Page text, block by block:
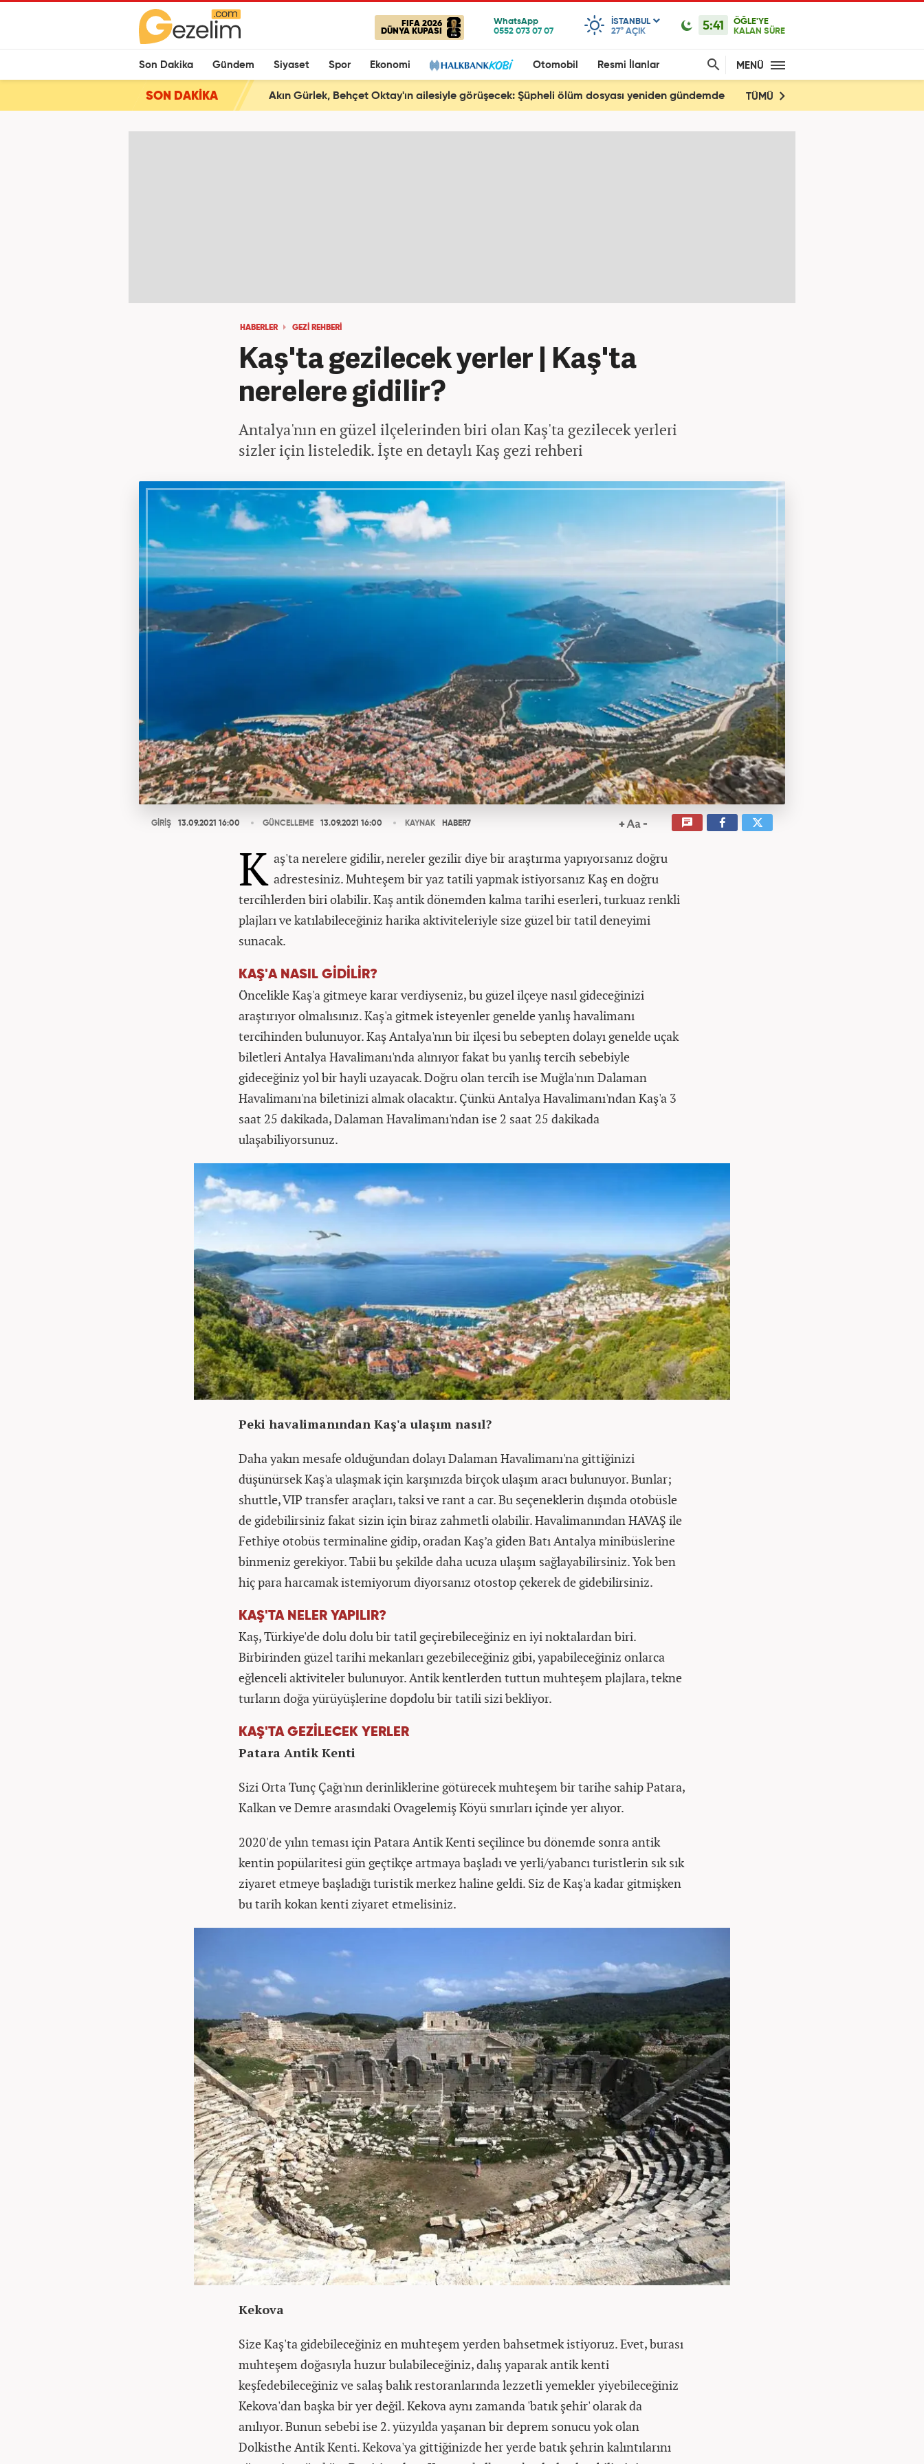
FIFA 2026
DÜNYA KUPASI
ISTANBUL
27° AÇIK 5:41
ÖĞLE'YE
KALAN SÜRE
Son Dakika Gündem Siyaset Spor Ekonomi Otomobil Resmi İlanlar MENÜ
SON DAKİKA Akın Gürlek, Behçet Oktay'ın ailesiyle görüşecek: Şüpheli ölüm dosyası yeniden gündemde TÜMÜ
HABERLER GEZI REHBERI
Kaş'ta gezilecek yerler | Kaş'ta
nerelere gidilir?
Antalya'nın en güzel ilçelerinden biri olan Kaş'ta gezilecek yerleri
sizler için listeledik. İşte en detaylı Kaş gezi rehberi
GİRİŞ 13.09.2021 16:00 GÜNCELLEME 13.09.2021 16:00 KAYNAK HABER7
K aş'ta nerelere gidilir, nereler gezilir diye bir araştırma yapıyorsanız doğru
adrestesiniz. Muhteşem bir yaz tatili yapmak istiyorsanız Kaş en doğru
tercihlerden biri olabilir. Kaş antik dönemden kalma tarihi eserleri, turkuaz renkli
plajları ve katılabileceğiniz harika aktiviteleriyle size güzel bir tatil deneyimi
sunacak.
KAŞ'A NASIL GİDİLİR?
Öncelikle Kaş'a gitmeye karar verdiyseniz, bu güzel ilçeye nasıl gideceğinizi
araştırıyor olmalısınız. Kaş'a gitmek isteyenler genelde yanlış havalimanı
tercihinden bulunuyor. Kaş Antalya'nın bir ilçesi bu sebepten dolayı genelde uçak
biletleri Antalya Havalimanı'nda alınıyor fakat bu yanlış tercih sebebiyle
gideceğiniz yol bir hayli uzayacak. Doğru olan tercih ise Muğla'nın Dalaman
Havalimanı'na biletinizi almak olacaktır. Çünkü Antalya Havalimanı'ndan Kaş'a 3
saat 25 dakikada, Dalaman Havalimanı'ndan ise 2 saat 25 dakikada
ulaşabiliyorsunuz.
Peki havalimanından Kaş'a ulaşım nasıl?
Daha yakın mesafe olduğundan dolayı Dalaman Havalimanı'na gittiğinizi
düşünürsek Kaş'a ulaşmak için karşınızda birçok ulaşım aracı bulunuyor. Bunlar;
shuttle, VIP transfer araçları, taksi ve rant a car. Bu seçeneklerin dışında otobüsle
de gidebilirsiniz fakat sizin için biraz zahmetli olabilir. Havalimanından HAVAŞ ile
Fethiye otobüs terminaline gidip, oradan Kaş’a giden Batı Antalya minibüslerine
binmeniz gerekiyor. Tabii bu şekilde daha ucuza ulaşım sağlayabilirsiniz. Yok ben
hiç para harcamak istemiyorum diyorsanız otostop çekerek de gidebilirsiniz.
KAŞ'TA NELER YAPILIR?
Kaş, Türkiye'de dolu dolu bir tatil geçirebileceğiniz en iyi noktalardan biri.
Birbirinden güzel tarihi mekanları gezebileceğiniz gibi, yapabileceğiniz onlarca
eğlenceli aktiviteler bulunuyor. Antik kentlerden tuttun muhteşem plajlara, tekne
turların doğa yürüyüşlerine dopdolu bir tatili sizi bekliyor.
KAŞ'TA GEZİLECEK YERLER
Patara Antik Kenti
Sizi Orta Tunç Çağı'nın derinliklerine götürecek muhteşem bir tarihe sahip Patara,
Kalkan ve Demre arasındaki Ovagelemiş Köyü sınırları içinde yer alıyor.
2020'de yılın teması için Patara Antik Kenti seçilince bu dönemde sonra antik
kentin popülaritesi gün geçtikçe artmaya başladı ve yerli/yabancı turistlerin sık sık
ziyaret etmeye başladığı turistik merkez haline geldi. Siz de Kaş'a kadar gitmişken
bu tarih kokan kenti ziyaret etmelisiniz.
Kekova
Size Kaş'ta gidebileceğiniz en muhteşem yerden bahsetmek istiyoruz. Evet, burası
muhteşem doğasıyla huzur bulabileceğiniz, dalış yaparak antik kenti
keşfedebileceğiniz ve salaş balık restoranlarında lezzetli yemekler yiyebileceğiniz
Kekova'dan başka bir yer değil. Kekova aynı zamanda 'batık şehir' olarak da
anılıyor. Bunun sebebi ise 2. yüzyılda yaşanan bir deprem sonucu yok olan
Dolkisthe Antik Kenti. Kekova'ya gittiğinizde her yerde batık şehrin kalıntılarını